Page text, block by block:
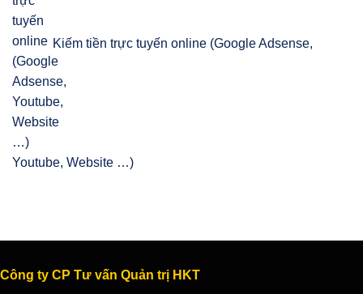
Kiếm tiền trực tuyến online (Google Adsense,
Youtube, Website …)
Công ty CP Tư vấn Quản trị HKT